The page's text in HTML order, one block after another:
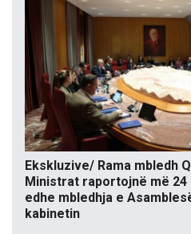
Ekskluzive/ Rama mbledh
Ministrat raportojnë më
edhe mbledhja e
kabinetin